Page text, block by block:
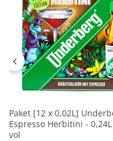
Paket [12 x 0,02L]
Espresso Herbitini - 0,24L
vol